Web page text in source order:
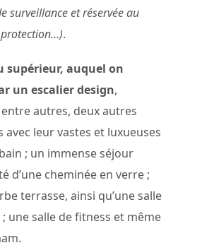
surveillance et réservée au
.
supérieur, auquel on
un escalier design,
autres, deux autres
avec leur vastes et luxueuses
; un immense séjour
d’une cheminée en verre ;
terrasse, ainsi qu’une salle
une salle de fitness et même